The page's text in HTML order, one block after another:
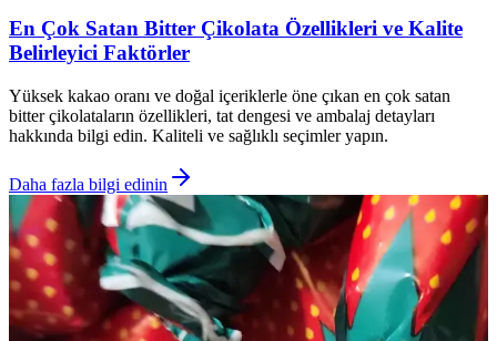
En Çok Satan Bitter Çikolata Özellikleri ve Kalite
Belirleyici Faktörler
Yüksek kakao oranı ve doğal içeriklerle öne çıkan en çok satan
bitter çikolataların özellikleri, tat dengesi ve ambalaj detayları
hakkında bilgi edin. Kaliteli ve sağlıklı seçimler yapın.
Daha fazla bilgi edinin